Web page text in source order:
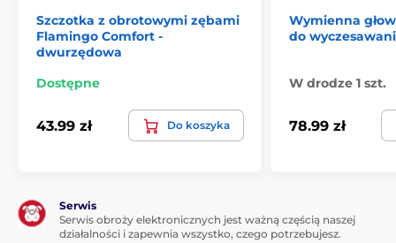
Szczotka z obrotowymi zębami
Flamingo Comfort -
dwurzędowa
Dostępne
43.99 zł Do koszyka
Wymienna
do
W drodze 1 szt.
78.99 zł
Serwis
Serwis obroży elektronicznych jest ważną częścią naszej
działalności i zapewnia wszystko, czego potrzebujesz.